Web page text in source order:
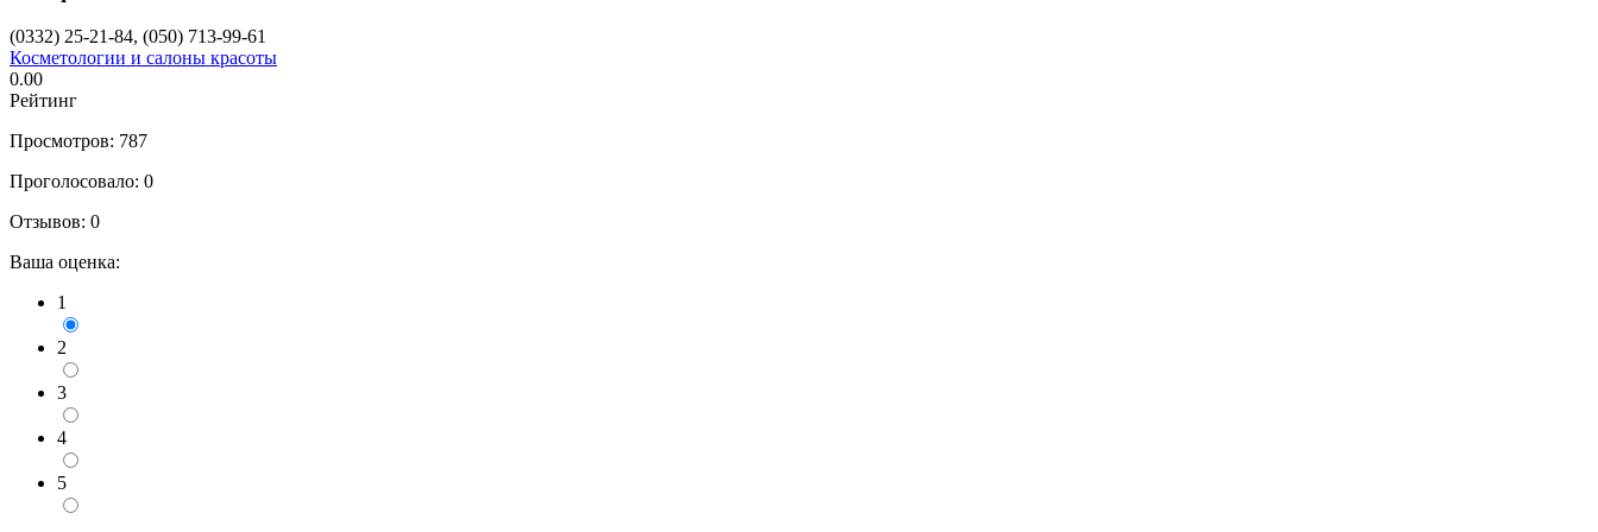
(0332) 25-21-84, (050) 713-99-61
Косметологии и салоны красоты
0.00
Рейтинг
Просмотров: 787
Проголосовало: 0
Отзывов: 0
Ваша оценка:
1
2
3
4
5